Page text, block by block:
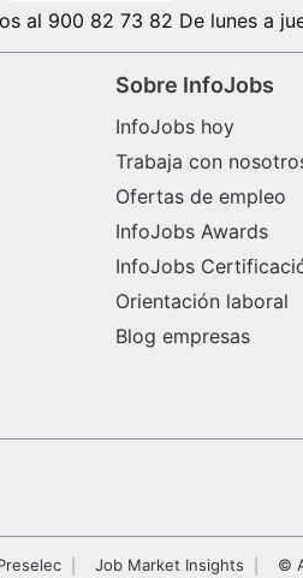
al 900 82 73 82 De lunes a
Sobre InfoJobs
InfoJobs hoy
Trabaja con
Ofertas de empleo
InfoJobs Awards
InfoJobs
Orientación laboral
Blog empresas
Job Market Insights ©